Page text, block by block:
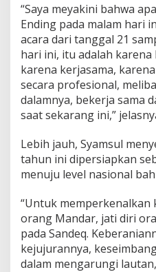
p
p
y
n
d
i
n
g
“Saya meyakini bahwa
Ending pada malam hari
acara dari tanggal 21
hari ini, itu adalah
karena kerjasama,
secara profesional,
dalamnya, bekerja sama
saat sekarang ini,”
Lebih jauh, Syamsul
tahun ini dipersiapkan
menuju level nasional
“Untuk memperkenalkan
orang Mandar, jati diri
pada Sandeq.
kejujurannya,
dalam mengarungi